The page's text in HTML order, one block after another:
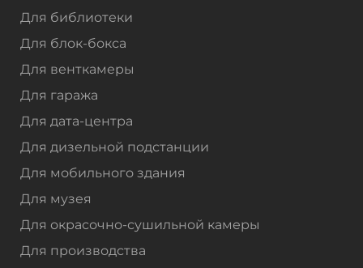
Для библиотеки
Для блок-бокса
Для венткамеры
Для гаража
Для дата-центра
Для дизельной подстанции
Для мобильного здания
Для музея
Для окрасочно-сушильной камеры
Для производства